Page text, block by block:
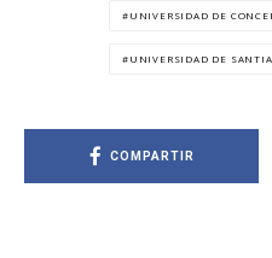
UNIVERSIDAD DE
UNIVERSIDAD DE
COMPARTIR